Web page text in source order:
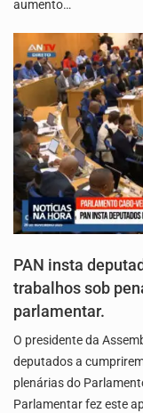
aumento…
PAN insta
trabalhos sob
parlamentar.
O presidente da
deputados a
plenárias do
Parlamentar fez este